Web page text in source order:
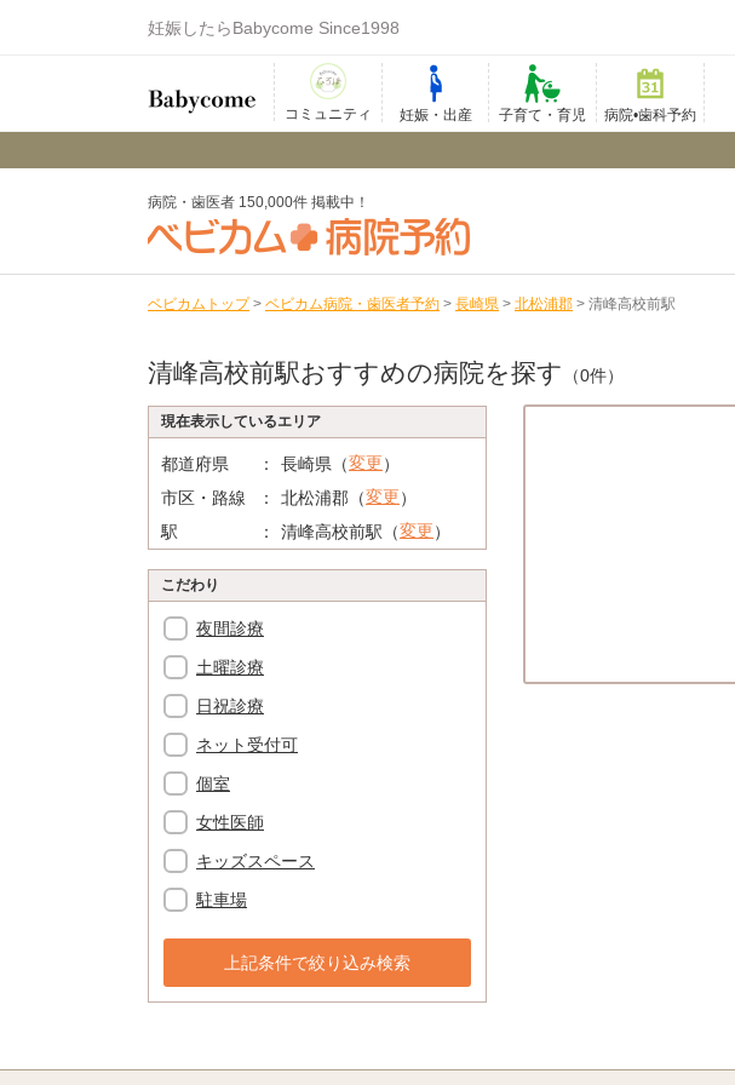
妊娠したらBabycome Since1998
コミュニティ 妊娠・出産 子育て・育児 病院•歯科予約
病院・歯医者 150,000件 掲載中！
ベビカムトップ > ベビカム病院・歯医者予約 > 長崎県 > 北松浦郡 > 清峰高校前駅
清峰高校前駅おすすめの病院を探す （0件）
現在表示しているエリア
都道府県 長崎県（変更）
市区・路線
北松浦郡（変更）
駅
清峰高校前駅（変更）
こだわり
夜間診療
土曜診療
日祝診療
ネット受付可
個室
女性医師
キッズスペース
駐車場
上記条件で絞り込み検索